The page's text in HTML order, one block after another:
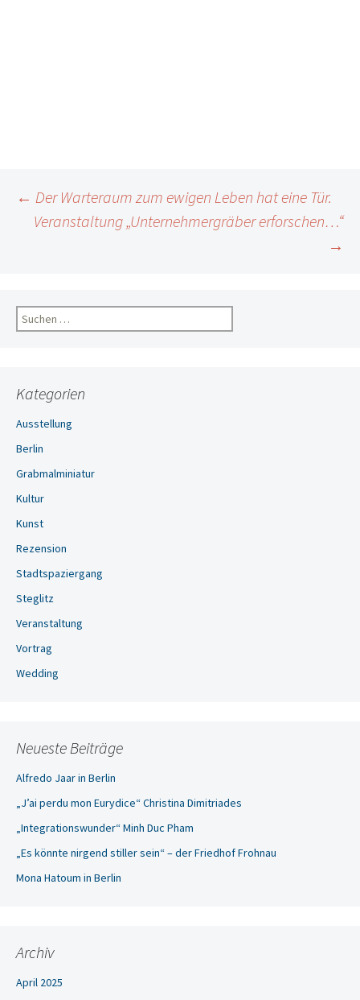
Beitragsnavigation
← Der Warteraum zum ewigen Leben hat eine Tür.
Veranstaltung „Unternehmergräber erforschen…“
→
Suchen
nach:
Kategorien
Ausstellung
Berlin
Grabmalminiatur
Kultur
Kunst
Rezension
Stadtspaziergang
Steglitz
Veranstaltung
Vortrag
Wedding
Neueste Beiträge
Alfredo Jaar in Berlin
„J’ai perdu mon Eurydice“ Christina Dimitriades
„Integrationswunder“ Minh Duc Pham
„Es könnte nirgend stiller sein“ – der Friedhof Frohnau
Mona Hatoum in Berlin
Archiv
April 2025